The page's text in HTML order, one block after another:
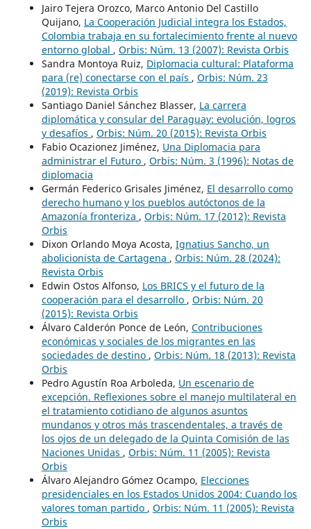
Jairo Tejera Orozco, Marco Antonio Del Castillo
Quijano, La Cooperación Judicial integra los Estados,
Colombia trabaja en su fortalecimiento frente al nuevo
entorno global , Orbis: Núm. 13 (2007): Revista Orbis
Sandra Montoya Ruiz, Diplomacia cultural: Plataforma
para (re) conectarse con el país , Orbis: Núm. 23
(2019): Revista Orbis
Santiago Daniel Sánchez Blasser, La carrera
diplomática y consular del Paraguay: evolución, logros
y desafíos , Orbis: Núm. 20 (2015): Revista Orbis
Fabio Ocazionez Jiménez, Una Diplomacia para
administrar el Futuro , Orbis: Núm. 3 (1996): Notas de
diplomacia
Germán Federico Grisales Jiménez, El desarrollo como
derecho humano y los pueblos autóctonos de la
Amazonía fronteriza , Orbis: Núm. 17 (2012): Revista
Orbis
Dixon Orlando Moya Acosta, Ignatius Sancho, un
abolicionista de Cartagena , Orbis: Núm. 28 (2024):
Revista Orbis
Edwin Ostos Alfonso, Los BRICS y el futuro de la
cooperación para el desarrollo , Orbis: Núm. 20
(2015): Revista Orbis
Álvaro Calderón Ponce de León, Contribuciones
económicas y sociales de los migrantes en las
sociedades de destino , Orbis: Núm. 18 (2013): Revista
Orbis
Pedro Agustín Roa Arboleda, Un escenario de
excepción. Reflexiones sobre el manejo multilateral en
el tratamiento cotidiano de algunos asuntos
mundanos y otros más trascendentales, a través de
los ojos de un delegado de la Quinta Comisión de las
Naciones Unidas , Orbis: Núm. 11 (2005): Revista
Orbis
Álvaro Alejandro Gómez Ocampo, Elecciones
presidenciales en los Estados Unidos 2004: Cuando los
valores toman partido , Orbis: Núm. 11 (2005): Revista
Orbis